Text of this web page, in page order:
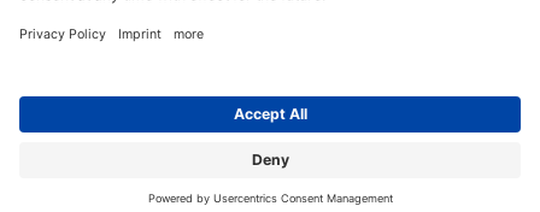
Entwickelt durchJobiqo